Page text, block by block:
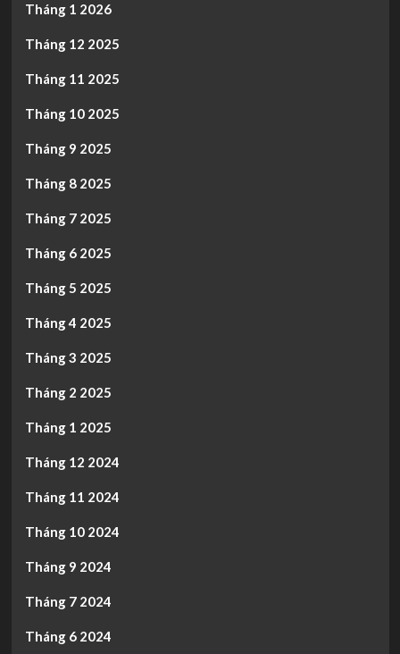
Tháng 1 2026
Tháng 12 2025
Tháng 11 2025
Tháng 10 2025
Tháng 9 2025
Tháng 8 2025
Tháng 7 2025
Tháng 6 2025
Tháng 5 2025
Tháng 4 2025
Tháng 3 2025
Tháng 2 2025
Tháng 1 2025
Tháng 12 2024
Tháng 11 2024
Tháng 10 2024
Tháng 9 2024
Tháng 7 2024
Tháng 6 2024